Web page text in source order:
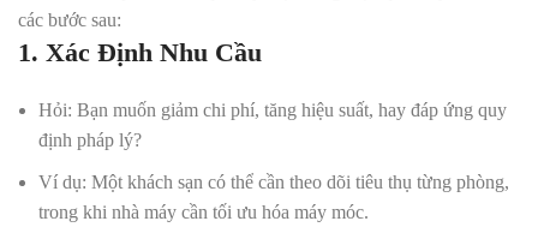
các bước sau:
1. Xác Định Nhu Cầu
Hỏi: Bạn muốn giảm chi phí, tăng hiệu suất, hay đáp ứng quy
định pháp lý?
Ví dụ: Một khách sạn có thể cần theo dõi tiêu thụ từng phòng,
trong khi nhà máy cần tối ưu hóa máy móc.